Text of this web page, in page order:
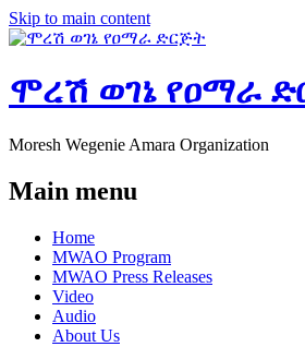
Skip to main content
ሞረሽ ወገኔ የዐማራ
Moresh Wegenie Amara Organization
Main menu
Home
MWAO Program
MWAO Press Releases
Video
Audio
About Us